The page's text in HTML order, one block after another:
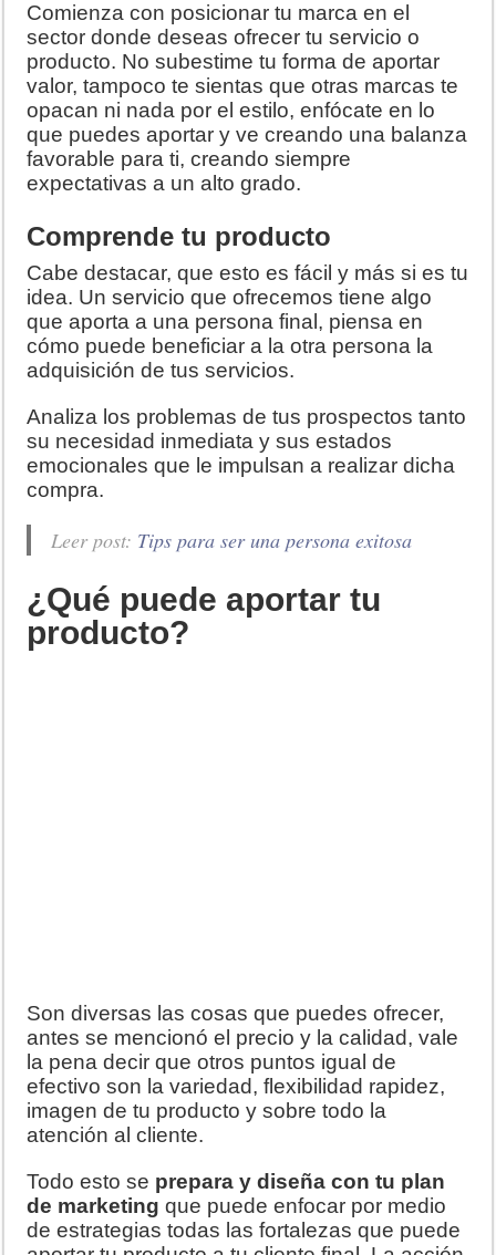
Comienza con posicionar tu marca en el
sector donde deseas ofrecer tu servicio o
producto. No subestime tu forma de aportar
valor, tampoco te sientas que otras marcas te
opacan ni nada por el estilo, enfócate en lo
que puedes aportar y ve creando una balanza
favorable para ti, creando siempre
expectativas a un alto grado.
Comprende tu producto
Cabe destacar, que esto es fácil y más si es tu
idea. Un servicio que ofrecemos tiene algo
que aporta a una persona final, piensa en
cómo puede beneficiar a la otra persona la
adquisición de tus servicios.
Analiza los problemas de tus prospectos tanto
su necesidad inmediata y sus estados
emocionales que le impulsan a realizar dicha
compra.
Leer post: Tips para ser una persona exitosa
¿Qué puede aportar tu
producto?
Son diversas las cosas que puedes ofrecer,
antes se mencionó el precio y la calidad, vale
la pena decir que otros puntos igual de
efectivo son la variedad, flexibilidad rapidez,
imagen de tu producto y sobre todo la
atención al cliente.
Todo esto se prepara y diseña con tu plan
de marketing que puede enfocar por medio
de estrategias todas las fortalezas que puede